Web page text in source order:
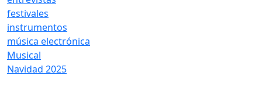
festivales
instrumentos
música electrónica
Musical
Navidad 2025